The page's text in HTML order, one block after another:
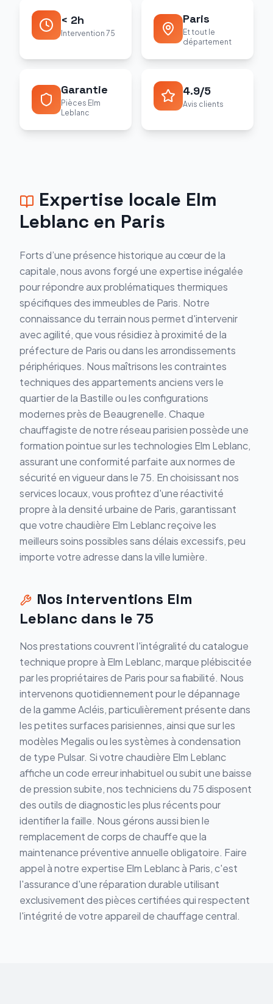
< 2h
Intervention 75
Paris
Et tout le
département
Garantie
Pièces Elm
Leblanc
4.9/5
Avis clients
Expertise locale Elm
Leblanc en Paris
Forts d’une présence historique au cœur de la
capitale, nous avons forgé une expertise inégalée
pour répondre aux problématiques thermiques
spécifiques des immeubles de Paris. Notre
connaissance du terrain nous permet d'intervenir
avec agilité, que vous résidiez à proximité de la
préfecture de Paris ou dans les arrondissements
périphériques. Nous maîtrisons les contraintes
techniques des appartements anciens vers le
quartier de la Bastille ou les configurations
modernes près de Beaugrenelle. Chaque
chauffagiste de notre réseau parisien possède une
formation pointue sur les technologies Elm Leblanc,
assurant une conformité parfaite aux normes de
sécurité en vigueur dans le 75. En choisissant nos
services locaux, vous profitez d'une réactivité
propre à la densité urbaine de Paris, garantissant
que votre chaudière Elm Leblanc reçoive les
meilleurs soins possibles sans délais excessifs, peu
importe votre adresse dans la ville lumière.
Nos interventions Elm
Leblanc dans le 75
Nos prestations couvrent l'intégralité du catalogue
technique propre à Elm Leblanc, marque plébiscitée
par les propriétaires de Paris pour sa fiabilité. Nous
intervenons quotidiennement pour le dépannage
de la gamme Acléis, particulièrement présente dans
les petites surfaces parisiennes, ainsi que sur les
modèles Megalis ou les systèmes à condensation
de type Pulsar. Si votre chaudière Elm Leblanc
affiche un code erreur inhabituel ou subit une baisse
de pression subite, nos techniciens du 75 disposent
des outils de diagnostic les plus récents pour
identifier la faille. Nous gérons aussi bien le
remplacement de corps de chauffe que la
maintenance préventive annuelle obligatoire. Faire
appel à notre expertise Elm Leblanc à Paris, c'est
l'assurance d'une réparation durable utilisant
exclusivement des pièces certifiées qui respectent
l'intégrité de votre appareil de chauffage central.